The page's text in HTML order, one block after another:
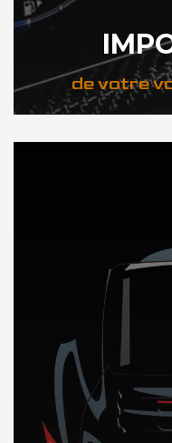
de votre
DÉCOUVREZ